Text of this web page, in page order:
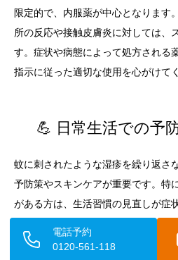
限定的で、内服薬が中心となります
所の反応や接触皮膚炎に対しては、
す。症状や病態によって処方される
指示に従った適切な使用を心がけて
💪 日常生活での予
蚊に刺されたような湿疹を繰り返さ
予防策やスキンケアが重要です。特
がある方は、生活習慣の見直しが症
電話予約
0120-561-118